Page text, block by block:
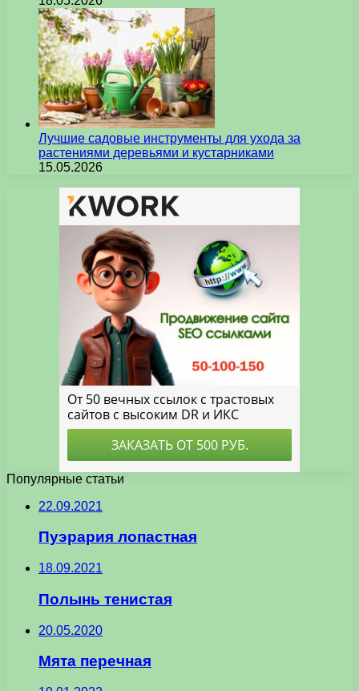
Лучшие садовые инструменты для ухода за
растениями деревьями и кустарниками
15.05.2026
Популярные статьи
22.09.2021
Пуэрария лопастная
18.09.2021
Полынь тенистая
20.05.2020
Мята перечная